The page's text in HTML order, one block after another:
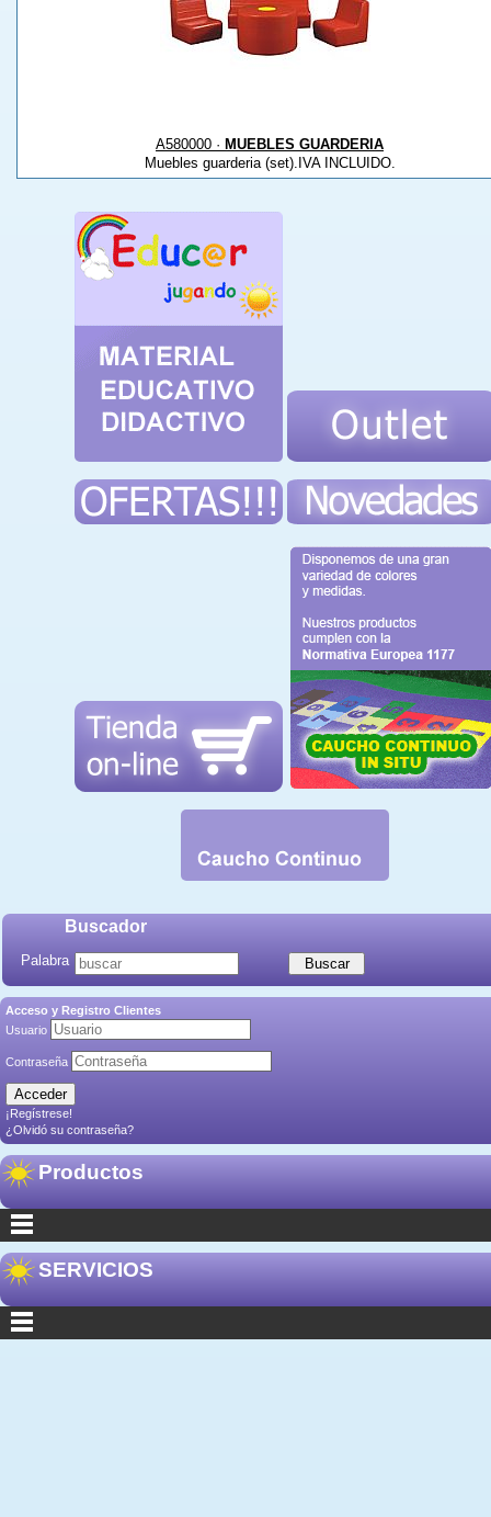
Buscador
Palabra
Acceso y Registro Clientes
Usuario
Contraseña
¡Regístrese!
¿Olvidó su contraseña?
Productos
SERVICIOS
A580000 · MUEBLES GUARDERIA
Muebles guarderia (set).IVA INCLUIDO.